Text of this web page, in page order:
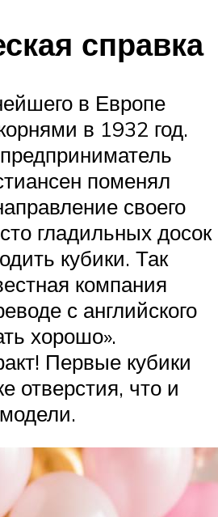
справка
в Европе
в 1932 год.
поменял
своего
гладильных досок
кубики. Так
компания
с английского
хорошо».
Первые кубики
отверстия, что и